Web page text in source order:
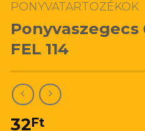
PONYVATARTOZÉKOK
FEL 114
32Ft